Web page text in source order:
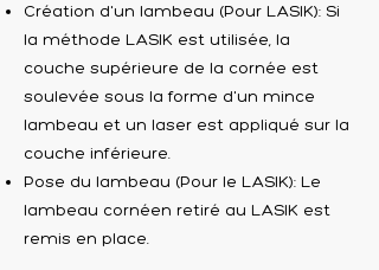
Création d'un lambeau (Pour LASIK): Si
la méthode LASIK est utilisée, la
couche supérieure de la cornée est
soulevée sous la forme d'un mince
lambeau et un laser est appliqué sur la
couche inférieure.
Pose du lambeau (Pour le LASIK): Le
lambeau cornéen retiré au LASIK est
remis en place.